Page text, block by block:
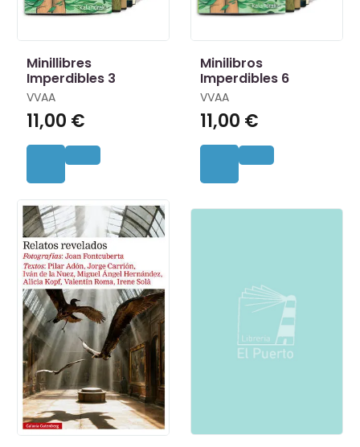
Minillibres
Imperdibles 3
VVAA
11,00 €
Minilibros
Imperdibles 6
VVAA
11,00 €